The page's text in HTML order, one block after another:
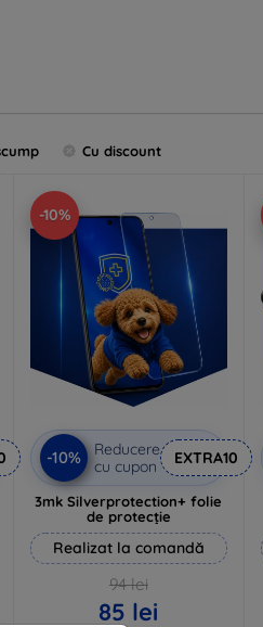
Cu discount
-10%
-10%
Reducere
cu cupon
EXTRA10
3mk Silverprotection+ folie
de protecție
Realizat la comandă
94 lei
85 lei